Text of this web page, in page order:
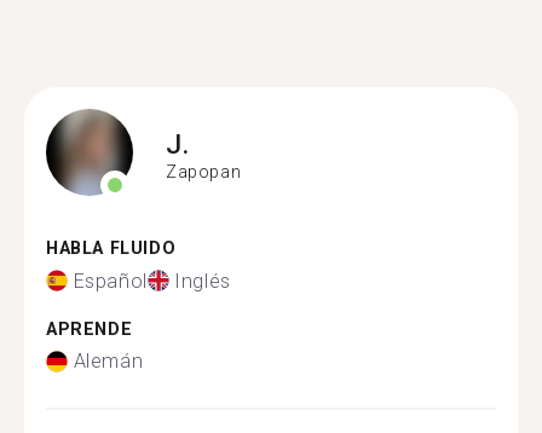
J.
Zapopan
HABLA FLUIDO
Español Inglés
APRENDE
Alemán